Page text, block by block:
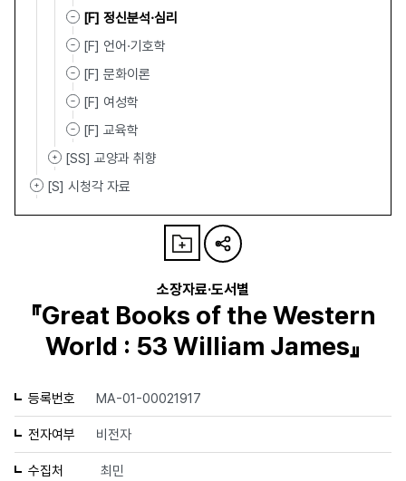
[F] 정신분석·심리
[F] 언어·기호학
[F] 문화이론
[F] 여성학
[F] 교육학
[SS] 교양과 취향
[S] 시청각 자료
소장자료·도서별
『Great Books of the Western
World : 53 William James』
등록번호 MA-01-00021917
전자여부 비전자
수집처 최민